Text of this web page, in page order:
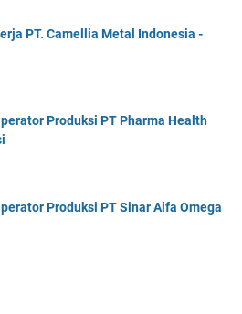
PT. Camellia Metal Indonesia -
Produksi PT Pharma Health
Produksi PT Sinar Alfa Omega